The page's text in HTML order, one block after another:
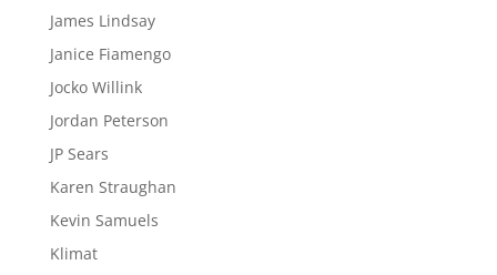
James Lindsay
Janice Fiamengo
Jocko Willink
Jordan Peterson
JP Sears
Karen Straughan
Kevin Samuels
Klimat